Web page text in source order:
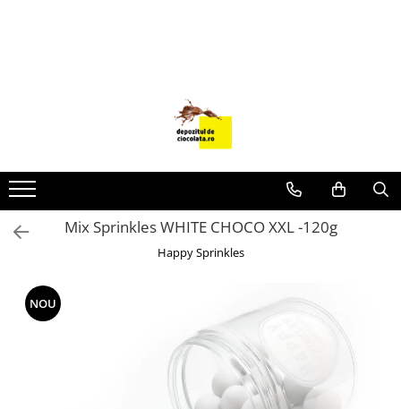
GLAZURI, UMPLUTURI, CREME
USTENSILE SI FORME SILICON
PASTA DE ZAHAR
DIVERSE
FRISCA, UNT, LAPTE CONDENSAT
Mix Sprinkles WHITE CHOCO XXL -120g
Happy Sprinkles
NOU